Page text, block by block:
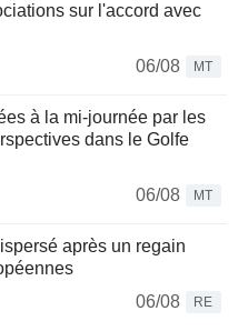
sur l'accord avec
06/08
MT
à la mi-journée par les
dans le Golfe
06/08
MT
après un regain
06/08
RE